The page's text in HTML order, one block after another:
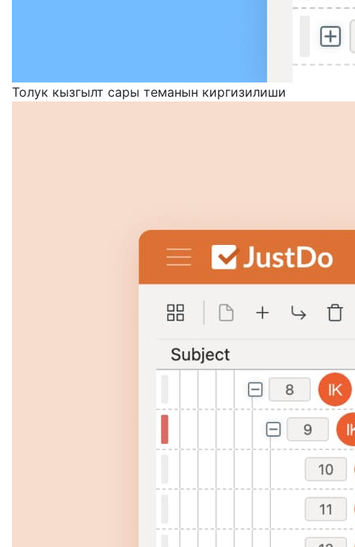
Толук кызгылт сары теманын киргизилиши